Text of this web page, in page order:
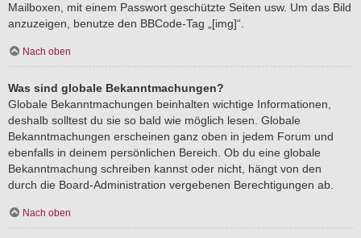
Mailboxen, mit einem Passwort geschützte Seiten usw. Um das Bild
anzuzeigen, benutze den BBCode-Tag „[img]“.
Nach oben
Was sind globale Bekanntmachungen?
Globale Bekanntmachungen beinhalten wichtige Informationen,
deshalb solltest du sie so bald wie möglich lesen. Globale
Bekanntmachungen erscheinen ganz oben in jedem Forum und
ebenfalls in deinem persönlichen Bereich. Ob du eine globale
Bekanntmachung schreiben kannst oder nicht, hängt von den
durch die Board-Administration vergebenen Berechtigungen ab.
Nach oben